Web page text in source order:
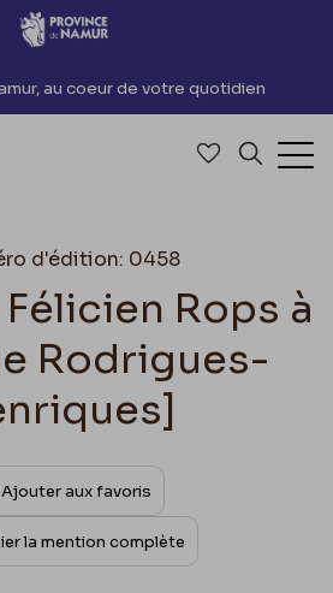
au contenu
au coeur de votre quotidien
Accéder à
d'édition: 0458
Rops à
Rodrigues-
Ajouter aux favoris
la mention complète